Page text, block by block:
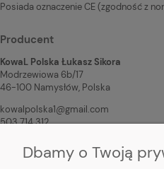
Posiada oznaczenie CE (zgodność z
Producent
KowaL Polska Łukasz Sikora
Modrzewiowa 6b/17
46-100 Namysłów, Polska
kowalpolska1@gmail.com
503 714 312
Osoba odpowiedzialna na
Dbamy o Twoją